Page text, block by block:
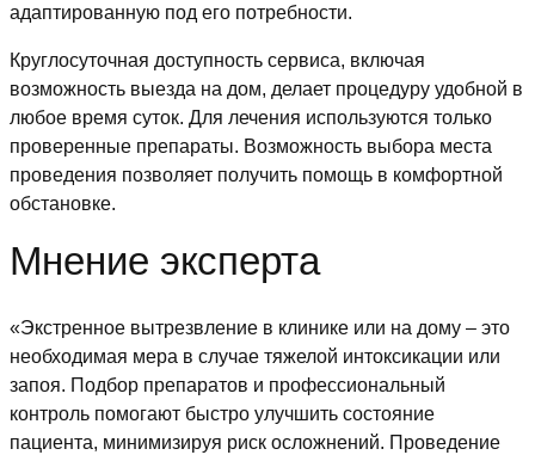
адаптированную под его потребности.
Круглосуточная доступность сервиса, включая
возможность выезда на дом, делает процедуру удобной в
любое время суток. Для лечения используются только
проверенные препараты. Возможность выбора места
проведения позволяет получить помощь в комфортной
обстановке.
Мнение эксперта
«Экстренное вытрезвление в клинике или на дому – это
необходимая мера в случае тяжелой интоксикации или
запоя. Подбор препаратов и профессиональный
контроль помогают быстро улучшить состояние
пациента, минимизируя риск осложнений. Проведение